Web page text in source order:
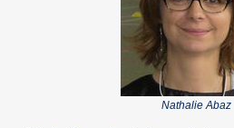
Nathalie Abaz